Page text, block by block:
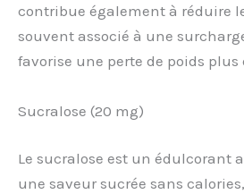
contribue également à réduire
souvent associé à une
favorise une perte de poids
Sucralose (20 mg)
Le sucralose est un édulcorant
une saveur sucrée sans